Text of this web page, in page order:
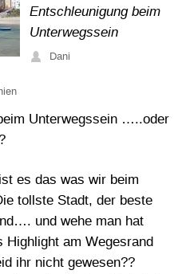
Entschleunigung beim
Unterwegssein
Dani
Unterwegssein …..oder
es das was wir beim
tollste Stadt, der beste
und wehe man hat
Highlight am Wegesrand
ihr nicht gewesen??